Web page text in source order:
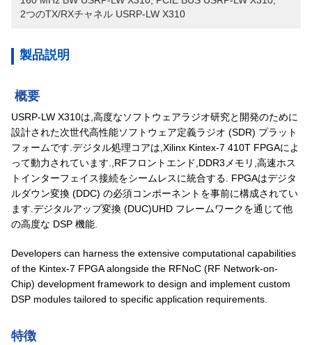
2つのTX/RXチャネル USRP-LW X310
製品説明
概要
USRP-LW X310は,高度なソフトウェアラジオ研究と開発のために
設計された次世代高性能ソフトウェア定義ラジオ (SDR) プラット
フォームです.デジタル処理コアは,Xilinx Kintex-7 410T FPGAによ
って動力されています.,RFフロントエンド,DDR3メモリ,高速ホス
トインターフェイス接続をシームレスに統合する. FPGAはデジタ
ルダウン変換 (DDC) の必須コンポーネントを事前に構成されてい
ます.デジタルアップ変換 (DUC)UHD フレームワークを通じて他
の高度な DSP 機能.
Developers can harness the extensive computational capabilities
of the Kintex-7 FPGA alongside the RFNoC (RF Network-on-
Chip) development framework to design and implement custom
DSP modules tailored to specific application requirements.
特徴